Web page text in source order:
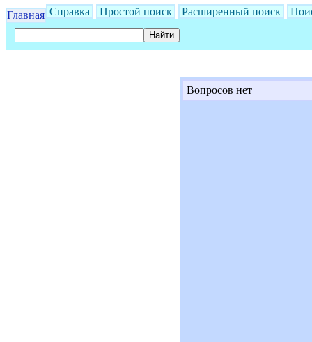
Главная Справка Простой поиск Расширенный поиск
Вопросов нет